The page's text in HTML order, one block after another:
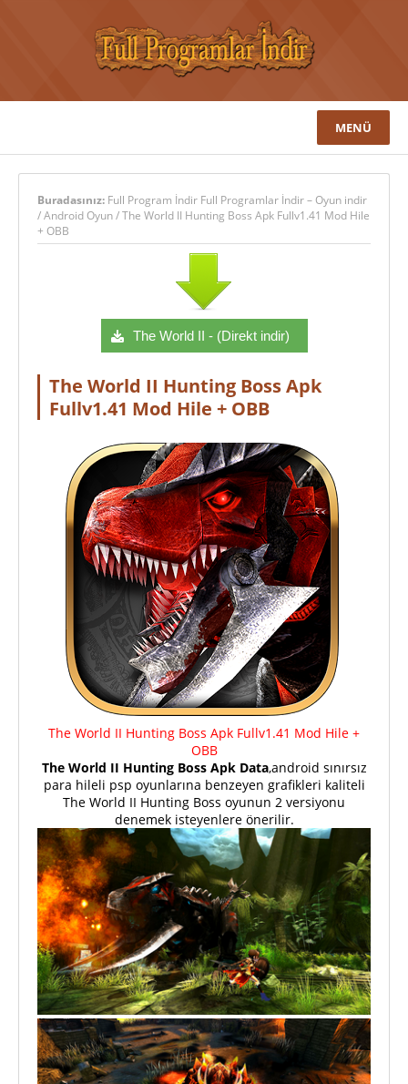
MENÜ
Buradasınız: Full Program İndir Full Programlar İndir – Oyun indir
/Android Oyun/The World II Hunting Boss Apk Fullv1.41 Mod Hile
+ OBB
The World II - (Direkt indir)
The World II Hunting Boss Apk
Fullv1.41 Mod Hile + OBB
The World II Hunting Boss Apk Fullv1.41 Mod Hile +
OBB
The World II Hunting Boss Apk Data,android sınırsız
para hileli psp oyunlarına benzeyen grafikleri kaliteli
The World II Hunting Boss oyunun 2 versiyonu
denemek isteyenlere önerilir.